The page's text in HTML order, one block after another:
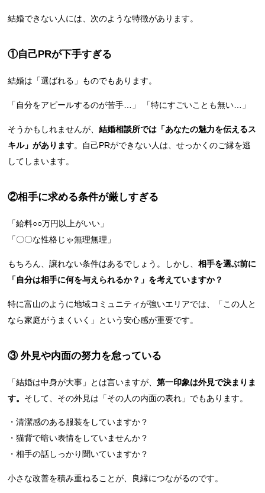
結婚できない人には、次のような特徴があります。
①自己PRが下手すぎる
結婚は「選ばれる」ものでもあります。
「自分をアピールするのが苦手…」 「特にすごいことも無い…」
そうかもしれませんが、結婚相談所では「あなたの魅力を伝えるス
キル」があります。自己PRができない人は、せっかくのご縁を逃
してしまいます。
②相手に求める条件が厳しすぎる
「給料○○万円以上がいい」
「〇〇な性格じゃ無理無理」
もちろん、譲れない条件はあるでしょう。しかし、相手を選ぶ前に
「自分は相手に何を与えられるか？」を考えていますか？
特に富山のように地域コミュニティが強いエリアでは、「この人と
なら家庭がうまくいく」という安心感が重要です。
③ 外見や内面の努力を怠っている
「結婚は中身が大事」とは言いますが、第一印象は外見で決まりま
す。 そして、その外見は「その人の内面の表れ」でもあります。
・清潔感のある服装をしていますか？
・猫背で暗い表情をしていませんか？
・相手の話しっかり聞いていますか？
小さな改善を積み重ねることが、良縁につながるのです。